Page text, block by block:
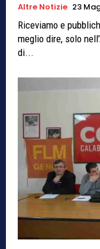
Altre Notizie 23
Riceviamo e pubblichiamo: Accade solo in
meglio dire, solo
di...